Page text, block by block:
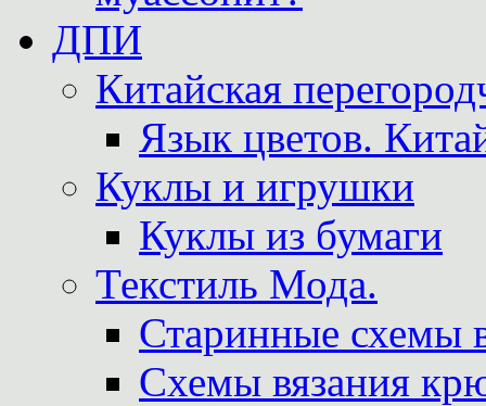
ДПИ
Китайская
Язык цветов.
Куклы и игрушки
Куклы из бумаги
Текстиль Мода.
Старинные схемы
Схемы вязания